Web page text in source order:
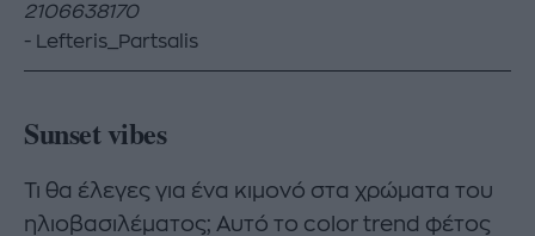
2106638170
Lefteris_Partsalis
Sunset vibes
Τι θα έλεγες για ένα κιμονό στα χρώματα του
ηλιοβασιλέματος; Αυτό το color trend φέτος